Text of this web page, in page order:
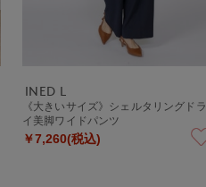
INED L
《大きいサイズ》シェルタリングドラ
イ美脚ワイドパンツ
￥7,260(税込)